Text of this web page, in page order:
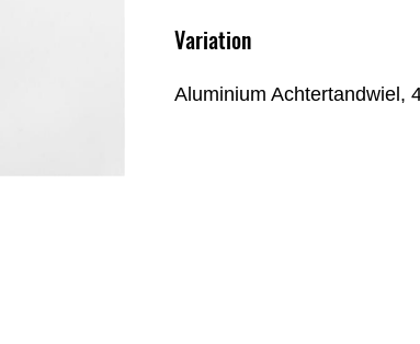
Variation
Aluminium Achtertandwiel,